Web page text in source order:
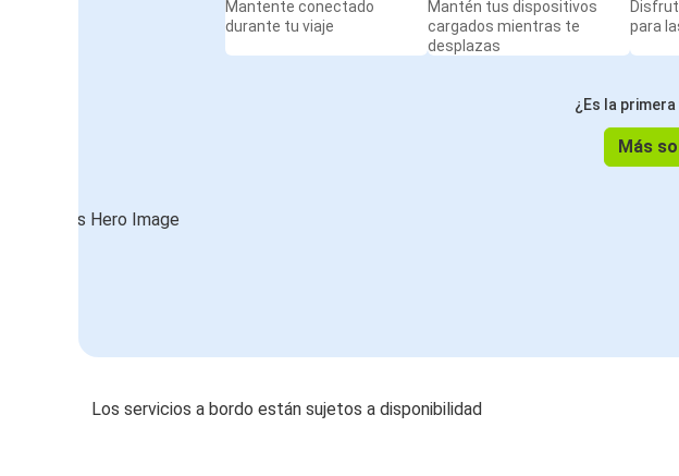
Mantente conectado
durante tu viaje
Mantén tus dispositivos
cargados mientras te
desplazas
para
¿Es la
Más
Los servicios a bordo están sujetos a disponibilidad